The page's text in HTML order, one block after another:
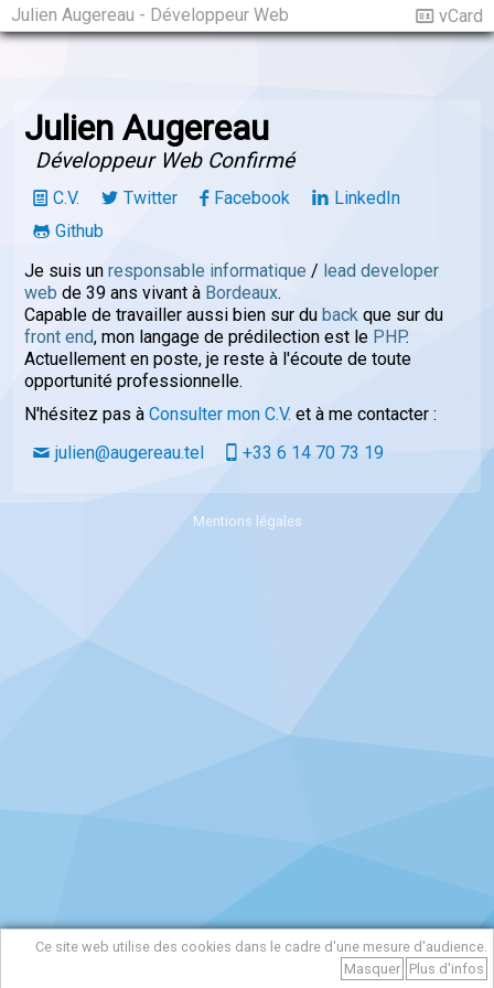
Julien Augereau - Développeur Web vCard
Julien Augereau
Développeur Web Confirmé
C.V. Twitter Facebook
LinkedIn
Github
Je suis unresponsable informatique / lead developer
web de 39 ans vivant à Bordeaux.
Capable de travailler aussi bien sur duback que sur du
front end, mon langage de prédilection est le PHP.
Actuellement en poste, je reste à l'écoute de toute
opportunité professionnelle.
N'hésitez pas àConsulter mon C.V. et à me contacter :
julien@augereau.tel
+33 6 14 70 73 19
Mentions légales
Ce site web utilise des cookies dans le cadre d'une mesure d'audience.
Masquer Plus d'infos